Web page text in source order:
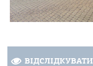
ВІДСЛІДКУВАТИ